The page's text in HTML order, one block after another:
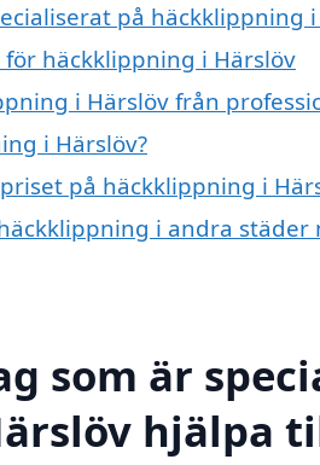
på häckklippning
häckklippning i Härslöv
i Härslöv från
i Härslöv?
på häckklippning i
i andra städer
som är
hjälpa